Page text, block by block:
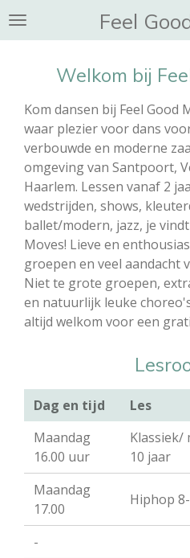
Ga
Feel
Welkom bij
Kom dansen bij Feel Good
waar plezier voor dans
verbouwde en moderne
omgeving van Santpoort,
Haarlem. Lessen vanaf 2
wedstrijden, shows,
ballet/modern, jazz, je
Moves! Lieve en
groepen en veel aandacht
Niet te grote groepen,
en natuurlijk leuke
altijd welkom voor een
Dag en tijd Les
Maandag
16.00 uur
Klassiek/
10 jaar
Maandag
17.00
Hiphop
-